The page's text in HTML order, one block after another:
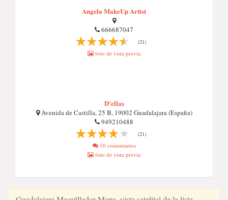
Angela MakeUp Artist
666687047
(21)
foto de vista previa
D'ellas
Avenida de Castilla, 25 B, 19002 Guadalajara (España)
949210488
(21)
10 comentarios
foto de vista previa